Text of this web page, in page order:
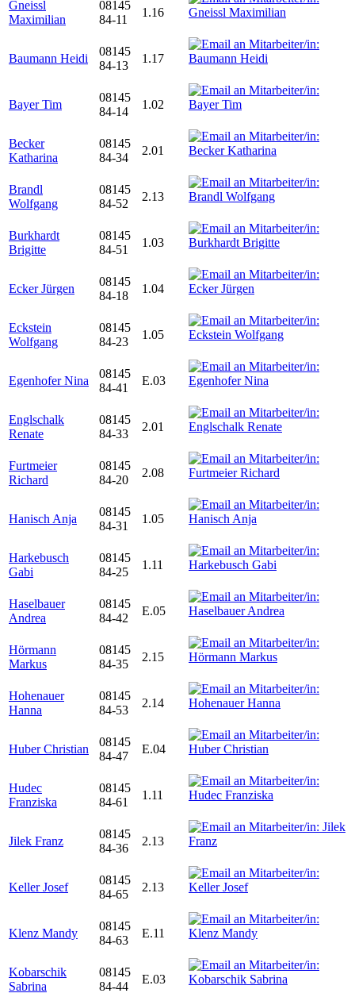
Gneissl
Maximilian
08145
84-11
1.16
Baumann Heidi
08145
84-13
1.17
Bayer Tim
08145
84-14
1.02
Becker
Katharina
08145
84-34
2.01
Brandl
Wolfgang
08145
84-52
2.13
Burkhardt
Brigitte
08145
84-51
1.03
Ecker Jürgen
08145
84-18
1.04
Eckstein
Wolfgang
08145
84-23
1.05
Egenhofer Nina
08145
84-41
E.03
Englschalk
Renate
08145
84-33
2.01
Furtmeier
Richard
08145
84-20
2.08
Hanisch Anja
08145
84-31
1.05
Harkebusch
Gabi
08145
84-25
1.11
Haselbauer
Andrea
08145
84-42
E.05
Hörmann
Markus
08145
84-35
2.15
Hohenauer
Hanna
08145
84-53
2.14
Huber Christian
08145
84-47
E.04
Hudec
Franziska
08145
84-61
1.11
Jilek Franz
08145
84-36
2.13
Keller Josef
08145
84-65
2.13
Klenz Mandy
08145
84-63
E.11
Kobarschik
Sabrina
08145
84-44
E.03